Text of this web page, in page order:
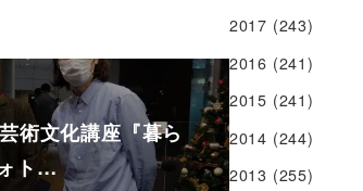
術文化講座『暮ら
ト…
2017 (243)
2016 (241)
2015 (241)
2014 (244)
2013 (255)